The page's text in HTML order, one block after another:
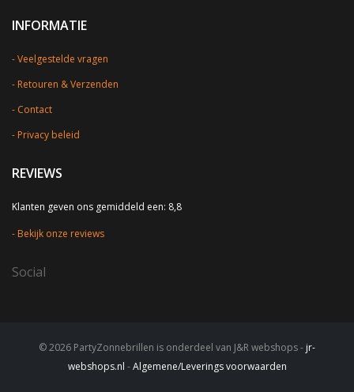
INFORMATIE
Veelgestelde vragen
Retouren & Verzenden
Contact
Privacy beleid
REVIEWS
Klanten geven ons gemiddeld een: 8,8
Bekijk onze reviews
Social
© 2026 PartyZonnebrillen is onderdeel van J&R webshops - jr-
webshops.nl -Algemene/Leverings voorwaarden